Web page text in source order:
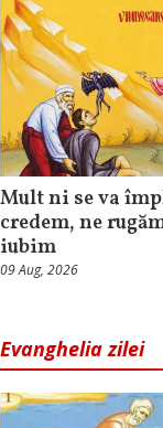
Mult ni se va
credem, ne
iubim
09 Aug, 2026
Evanghelia zilei